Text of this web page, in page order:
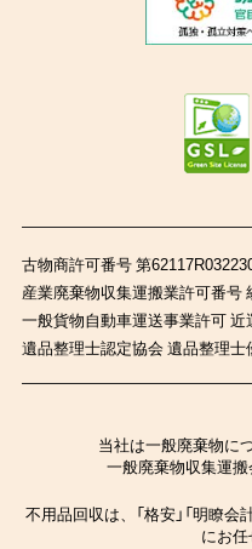
古物商許可番号 第
産業廃棄物収集運搬業許可番号
一般貨物自動車運送事業許可 近
遺品整理士認定協会 遺品整理士
当社は一般廃棄物に
一般廃棄物収集運
不用品回収は、「格安」「明瞭会
にお任